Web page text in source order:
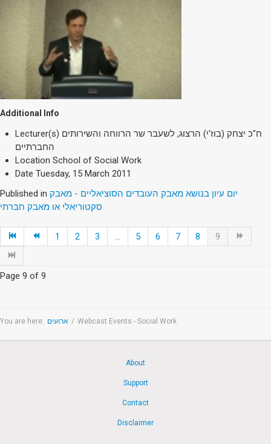
Additional Info
Lecturer(s) ח"כ יצחק (בוז'י) הרצוג, לשעבר שר הרווחה והשירותים
החברתיים
Location School of Social Work
Date Tuesday, 15 March 2011
Published in יום עיון בנושא מאבק העובדים הסוציאליים - מאבק
סקטוריאלי או מאבק חברתי
1 2 3 5 6 7 8 9
Page 9 of 9
You are here: ארועים / Webcast Events - Social Work
About
Support
Contact
Disclaimer